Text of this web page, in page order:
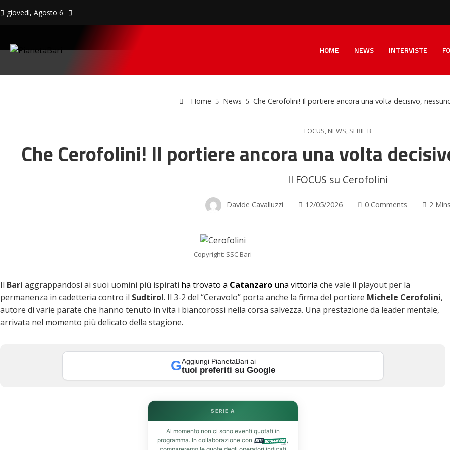
giovedì, Agosto 6
HOME NEWS INTERVISTE
Home News Che Cerofolini! Il portiere ancora una volta decisivo,
FOCUS, NEWS, SERIE B
Che Cerofolini! Il portiere ancora una volta
Il FOCUS su Cerofolini
Davide Cavalluzzi 12/05/2026 0 Comments 2
Copyright: SSC Bari
Il Bari aggrappandosi ai suoi uomini più ispirati ha trovato a Catanzaro una vittoria che vale il playout per la
permanenza in cadetteria contro il Sudtirol. Il 3-2 del “Ceravolo” porta anche la firma del portiere Michele Cerofolini,
autore di varie parate che hanno tenuto in vita i biancorossi nella corsa salvezza. Una prestazione da leader mentale,
arrivata nel momento più delicato della stagione.
GAggiungi PianetaBari ai
tuoi preferiti su Google
SERIE A
Al momento non ci sono eventi quotati in
programma. In collaborazione con
,